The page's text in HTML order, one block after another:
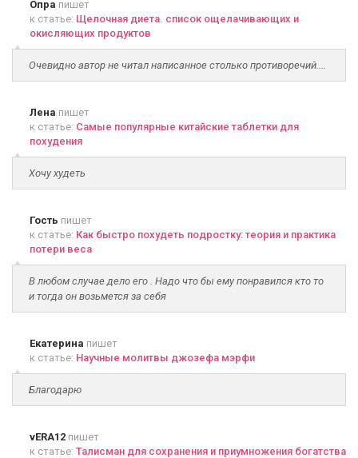
Опра пишет
к статье: Щелочная диета. список ощелачивающих и
окисляющих продуктов
Очевидно автор не читал написанное столько противоречий....
Лена пишет
к статье: Самые популярные китайские таблетки для
похудения
Хочу худеть
Гость пишет
к статье: Как быстро похудеть подростку: теория и практика
потери веса
В любом случае дело его . Надо что бы ему понравился кто то
и тогда он возьмется за себя
Екатерина пишет
к статье: Научные молитвы джозефа мэрфи
Благодарю
vERA12 пишет
к статье: Талисман для сохранения и приумножения богатства